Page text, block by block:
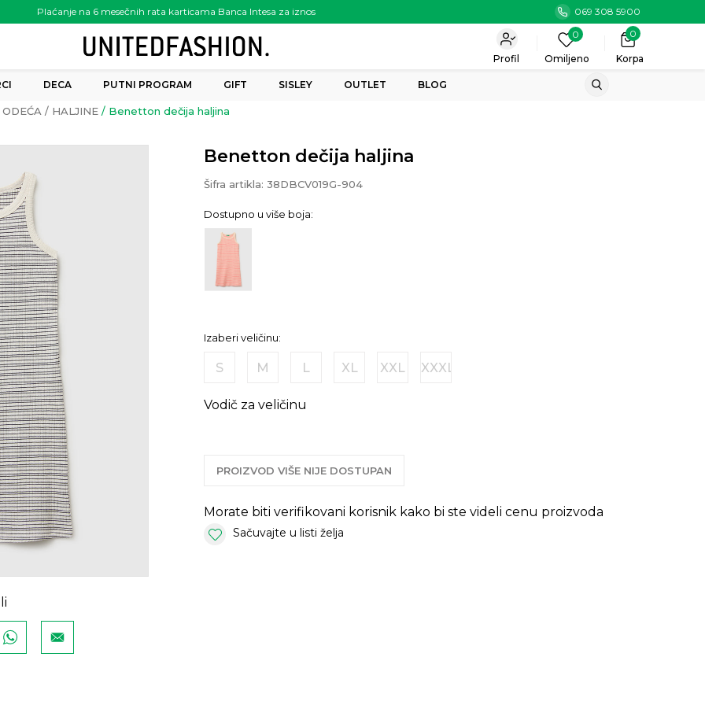
Plaćanje na 6 mesečnih rata karticama Banca Intesa za iznos
preko 6.000.00 rsd
069 308 5900
Korpa
0
0
Omiljeno
Profil
DECA PUTNI PROGRAM GIFT SISLEY OUTLET BLOG
ODEĆA HALJINE Benetton dečija haljina
Benetton dečija haljina
Šifra artikla: 38DBCV019G-904
Dostupno u više boja:
Izaberi veličinu:
S M L XL XXL XXXL
Vodič za veličinu
PROIZVOD VIŠE NIJE DOSTUPAN
Morate biti verifikovani korisnik kako bi ste videli cenu proizvoda
Sačuvajte u listi želja